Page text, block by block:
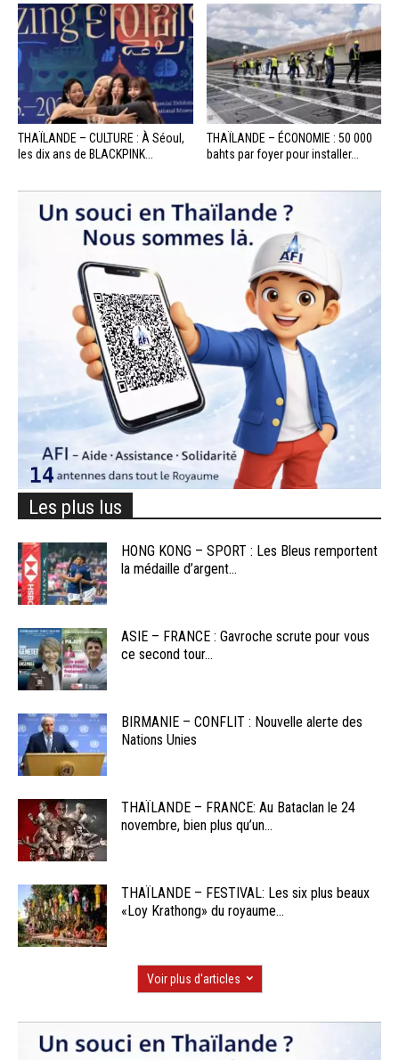
THAÏLANDE – CULTURE : À Séoul,
les dix ans de BLACKPINK...
THAÏLANDE – ÉCONOMIE : 50 000
bahts par foyer pour installer...
Les plus lus
HONG KONG – SPORT : Les Bleus remportent
la médaille d’argent...
ASIE – FRANCE : Gavroche scrute pour vous
ce second tour...
BIRMANIE – CONFLIT : Nouvelle alerte des
Nations Unies
THAÏLANDE – FRANCE: Au Bataclan le 24
novembre, bien plus qu’un...
THAÏLANDE – FESTIVAL: Les six plus beaux
«Loy Krathong» du royaume...
Voir plus d'articles